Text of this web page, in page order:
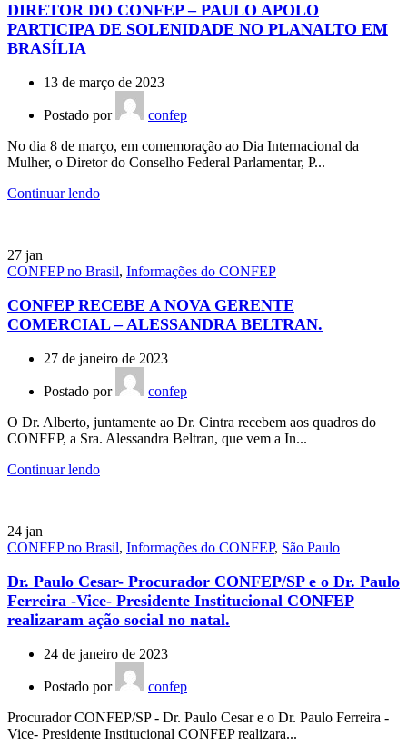
DIRETOR DO CONFEP – PAULO APOLO
PARTICIPA DE SOLENIDADE NO PLANALTO EM
BRASÍLIA
13 de março de 2023
Postado por
confep
No dia 8 de março, em comemoração ao Dia Internacional da
Mulher, o Diretor do Conselho Federal Parlamentar, P...
Continuar lendo
27 jan
CONFEP no Brasil, Informações do CONFEP
CONFEP RECEBE A NOVA GERENTE
COMERCIAL – ALESSANDRA BELTRAN.
27 de janeiro de 2023
Postado por
confep
O Dr. Alberto, juntamente ao Dr. Cintra recebem aos quadros do
CONFEP, a Sra. Alessandra Beltran, que vem a In...
Continuar lendo
24 jan
CONFEP no Brasil, Informações do CONFEP, São Paulo
Dr. Paulo Cesar- Procurador CONFEP/SP e o Dr. Paulo
Ferreira -Vice- Presidente Institucional CONFEP
realizaram ação social no natal.
24 de janeiro de 2023
Postado por
confep
Procurador CONFEP/SP - Dr. Paulo Cesar e o Dr. Paulo Ferreira -
Vice- Presidente Institucional CONFEP realizara...